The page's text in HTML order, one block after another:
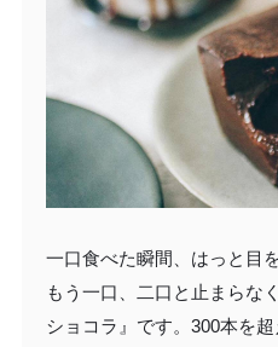
一口食べた瞬間、はっと目
もう一口、二口と止まらな
ショコラ』です。300本を